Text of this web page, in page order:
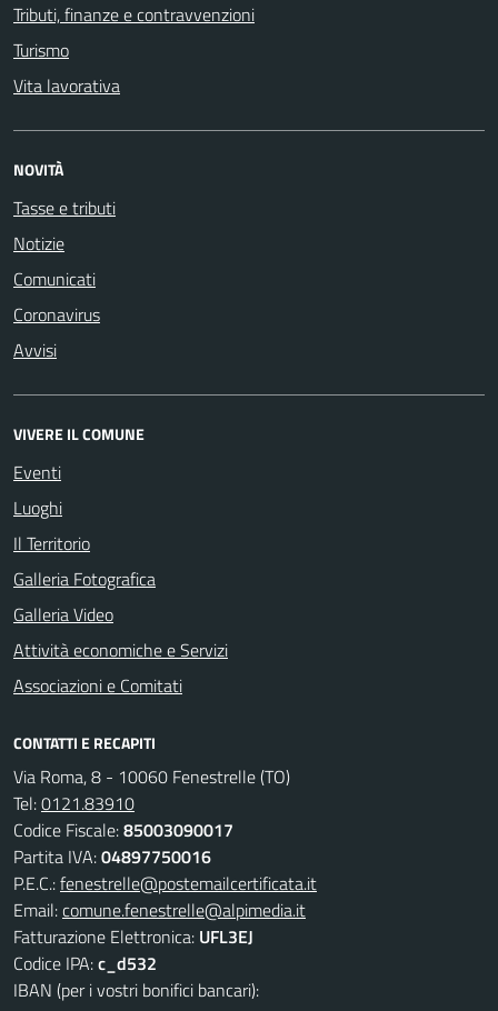
Tributi, finanze e contravvenzioni
Turismo
Vita lavorativa
NOVITÀ
Tasse e tributi
Notizie
Comunicati
Coronavirus
Avvisi
VIVERE IL COMUNE
Eventi
Luoghi
Il Territorio
Galleria Fotografica
Galleria Video
Attività economiche e Servizi
Associazioni e Comitati
CONTATTI E RECAPITI
Via Roma, 8 - 10060 Fenestrelle (TO)
Tel:0121.83910
Codice Fiscale:85003090017
Partita IVA:04897750016
P.E.C.:fenestrelle@postemailcertificata.it
Email:comune.fenestrelle@alpimedia.it
Fatturazione Elettronica: UFL3EJ
Codice IPA:c_d532
IBAN (per i vostri bonifici bancari):